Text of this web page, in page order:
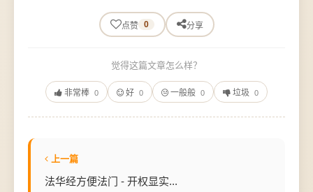
点赞 0 分享
觉得这篇文章怎么样？
非常棒 0 好 0 一般般 0 垃圾 0
上一篇
法华经方便法门 - 开权显实...